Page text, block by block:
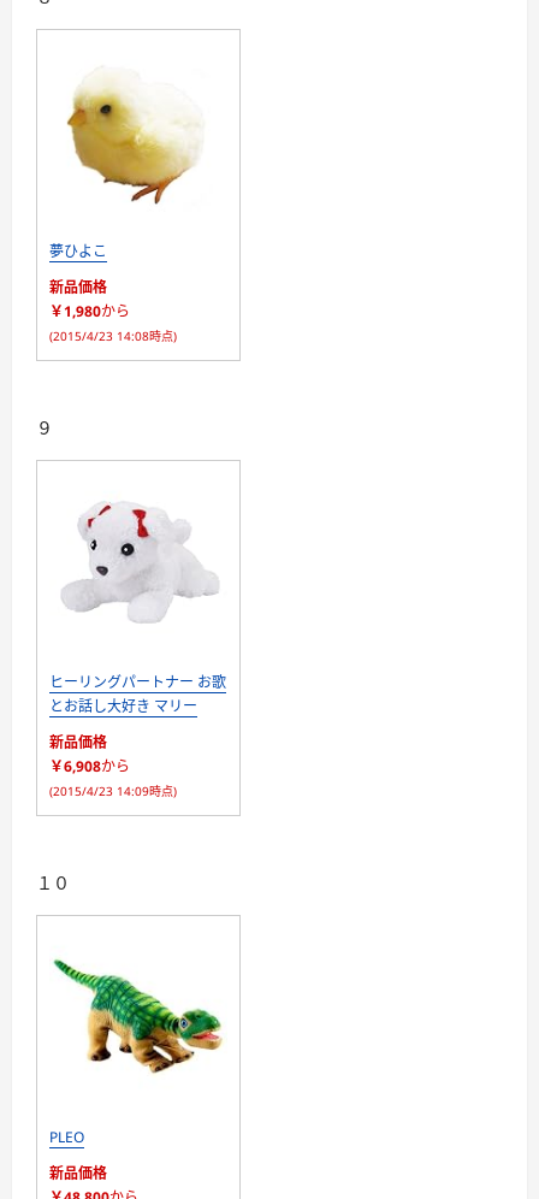
夢ひよこ
新品価格
￥1,980から
(2015/4/23 14:08時点)
９
ヒーリングパートナー お歌
とお話し大好き マリー
新品価格
￥6,908から
(2015/4/23 14:09時点)
１０
PLEO
新品価格